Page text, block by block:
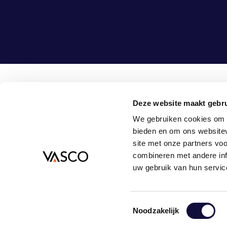
Deze website maakt
We gebruiken cookies
bieden en om ons
site met onze partners
combineren met andere
uw gebruik van hun
Toestemmingsselectie
Noodzakelijk
3972 EA Driebergen-Rijsenburg
ALGEMENE VOORWAARDEN